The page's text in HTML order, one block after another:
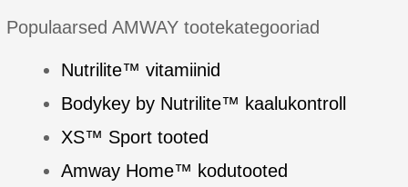
Populaarsed AMWAY tootekategooriad
Nutrilite™ vitamiinid
Bodykey by Nutrilite™ kaalukontroll
XS™ Sport tooted
Amway Home™ kodutooted